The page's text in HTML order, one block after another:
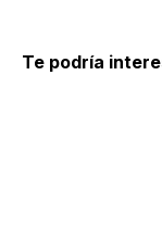
Te podría